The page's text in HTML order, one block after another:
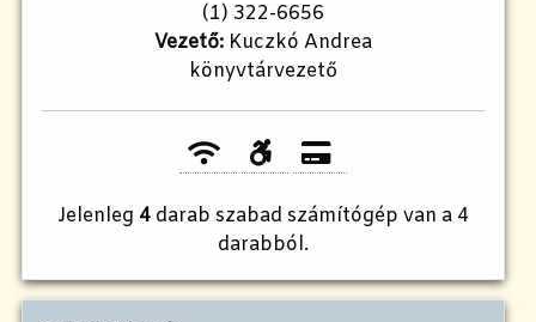
(1) 322-6656
Vezető: Kuczkó Andrea
könyvtárvezető
Jelenleg 4 darab szabad számítógép van a 4
darabból.